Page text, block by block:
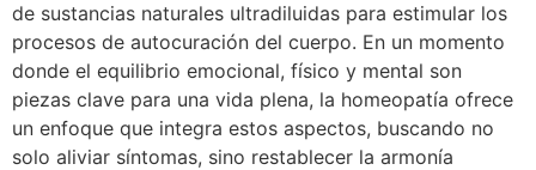
de sustancias naturales ultradiluidas para estimular los
procesos de autocuración del cuerpo. En un momento
donde el equilibrio emocional, físico y mental son
piezas clave para una vida plena, la homeopatía ofrece
un enfoque que integra estos aspectos, buscando no
solo aliviar síntomas, sino restablecer la armonía